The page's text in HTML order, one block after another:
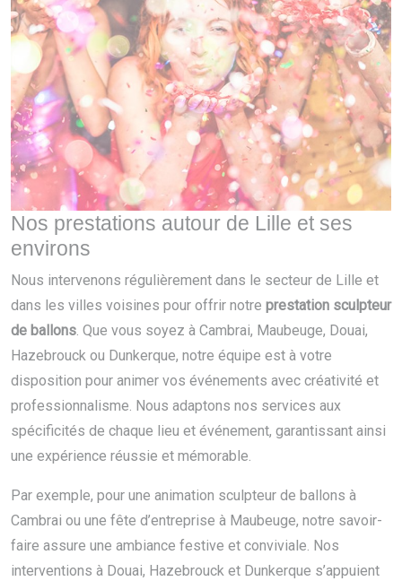
Nos prestations autour de Lille et ses
environs
Nous intervenons régulièrement dans le secteur de Lille et
dans les villes voisines pour offrir notre prestation sculpteur
de ballons. Que vous soyez à Cambrai, Maubeuge, Douai,
Hazebrouck ou Dunkerque, notre équipe est à votre
disposition pour animer vos événements avec créativité et
professionnalisme. Nous adaptons nos services aux
spécificités de chaque lieu et événement, garantissant ainsi
une expérience réussie et mémorable.
Par exemple, pour une animation sculpteur de ballons à
Cambrai ou une fête d’entreprise à Maubeuge, notre savoir-
faire assure une ambiance festive et conviviale. Nos
interventions à Douai, Hazebrouck et Dunkerque s’appuient